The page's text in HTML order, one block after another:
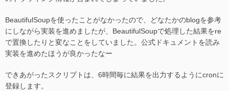
BeautifulSoupを使ったことがなかったので、どなたかのblogを参考
にしながら実装を進めましたが、BeautifulSoupで処理した結果をre
で置換したりと変なことをしていました。公式ドキュメントを読み
実装を進めたほうが良かったなー
できあがったスクリプトは、6時間毎に結果を出力するようにcronに
登録します。